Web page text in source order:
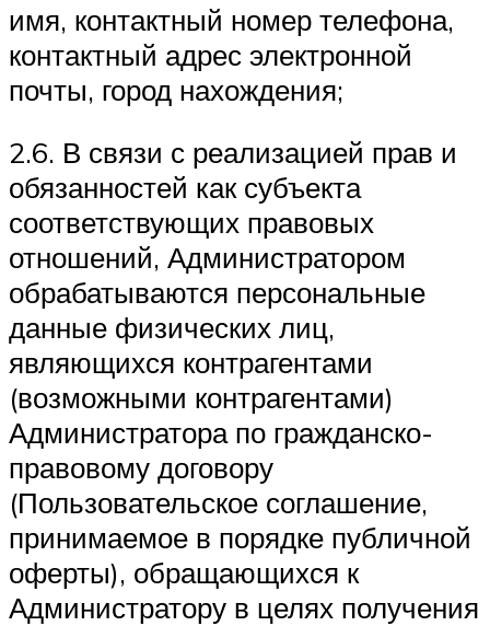
имя, контактный номер телефона,
контактный адрес электронной
почты, город нахождения;
2.6. В связи с реализацией прав и
обязанностей как субъекта
соответствующих правовых
отношений, Администратором
обрабатываются персональные
данные физических лиц,
являющихся контрагентами
(возможными контрагентами)
Администратора по гражданско-
правовому договору
(Пользовательское соглашение,
принимаемое в порядке публичной
оферты), обращающихся к
Администратору в целях получения